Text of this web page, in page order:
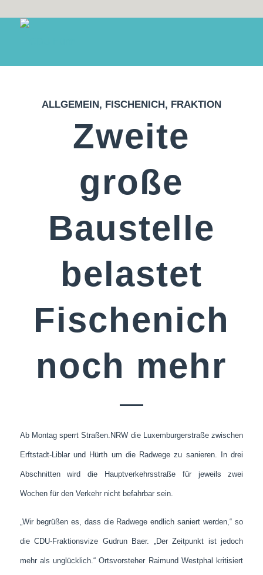
ALLGEMEIN, FISCHENICH, FRAKTION
Zweite
große
Baustelle
belastet
Fischenich
noch mehr
Ab Montag sperrt Straßen.NRW die Luxemburgerstraße zwischen
Erftstadt-Liblar und Hürth um die Radwege zu sanieren. In drei
Abschnitten wird die Hauptverkehrsstraße für jeweils zwei
Wochen für den Verkehr nicht befahrbar sein.
„Wir begrüßen es, dass die Radwege endlich saniert werden,“ so
die CDU-Fraktionsvize Gudrun Baer. „Der Zeitpunkt ist jedoch
mehr als unglücklich.“ Ortsvorsteher Raimund Westphal kritisiert